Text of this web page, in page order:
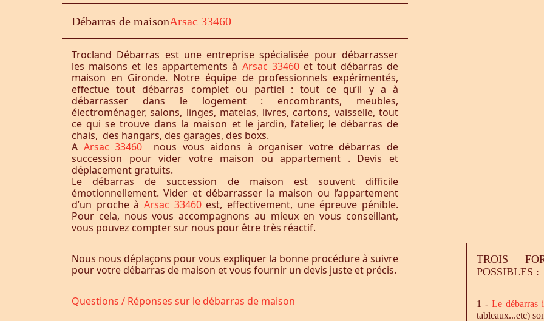
Débarras de maisonArsac 33460
Trocland Débarras est une entreprise spécialisée pour débarrasser
les maisons et les appartements à Arsac 33460 et tout débarras de
maison en Gironde. Notre équipe de professionnels expérimentés,
effectue tout débarras complet ou partiel : tout ce qu’il y a à
débarrasser dans le logement : encombrants, meubles,
électroménager, salons, linges, matelas, livres, cartons, vaisselle, tout
ce qui se trouve dans la maison et le jardin, l’atelier, le débarras de
chais, des hangars, des garages, des boxs.
A Arsac 33460 nous vous aidons à organiser votre débarras de
succession pour vider votre maison ou appartement . Devis et
déplacement gratuits.
Le débarras de succession de maison est souvent difficile
émotionnellement. Vider et débarrasser la maison ou l’appartement
d’un proche à Arsac 33460 est, effectivement, une épreuve pénible.
Pour cela, nous vous accompagnons au mieux en vous conseillant,
vous pouvez compter sur nous pour être très réactif.
Nous nous déplaçons pour vous expliquer la bonne procédure à suivre
pour votre débarras de maison et vous fournir un devis juste et précis.
Questions / Réponses sur le débarras de maison
TROIS
POSSIBLES :
1 -Ledébarras
tableaux...etc)